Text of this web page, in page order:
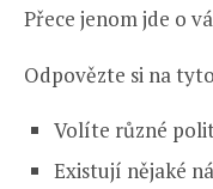
Přece jenom jde o
Odpovězte si na
Volíte různé
Existují nějaké